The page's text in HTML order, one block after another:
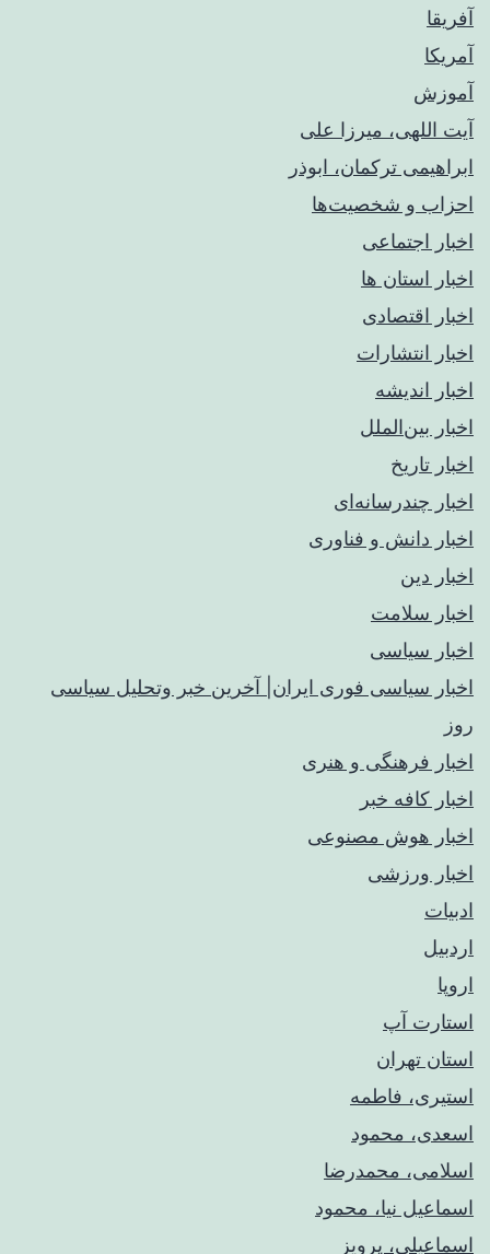
آفریقا
آمریکا
آموزش
آیت اللهی، میرزا علی
ابراهیمی ترکمان، ابوذر
احزاب و شخصیت‌ها
اخبار اجتماعی
اخبار استان ها
اخبار اقتصادی
اخبار انتشارات
اخبار اندیشه
اخبار بین‌الملل
اخبار تاریخ
اخبار چندرسانه‌ای
اخبار دانش و فناوری
اخبار دین
اخبار سلامت
اخبار سیاسی
اخبار سیاسی فوری ایران| آخرین خبر وتحلیل سیاسی
روز
اخبار فرهنگی و هنری
اخبار کافه خبر
اخبار هوش مصنوعی
اخبار ورزشی
ادبیات
اردبیل
اروپا
استارت آپ
استان تهران
استیری، فاطمه
اسعدی، محمود
اسلامی، محمدرضا
اسماعیل نیا، محمود
اسماعیلی، پرویز